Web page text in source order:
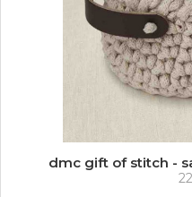
dmc gift of stitch -